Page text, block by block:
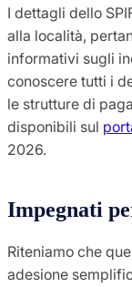
I dettagli dello
alla località,
informativi sugli
conoscere tutti i
le strutture di
disponibili sul
2026.
Impegnati
Riteniamo che
adesione